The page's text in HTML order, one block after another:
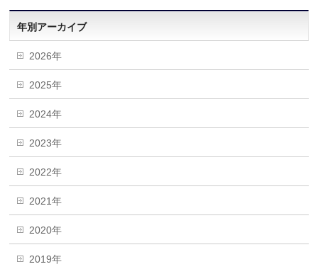
年別アーカイブ
2026年
2025年
2024年
2023年
2022年
2021年
2020年
2019年